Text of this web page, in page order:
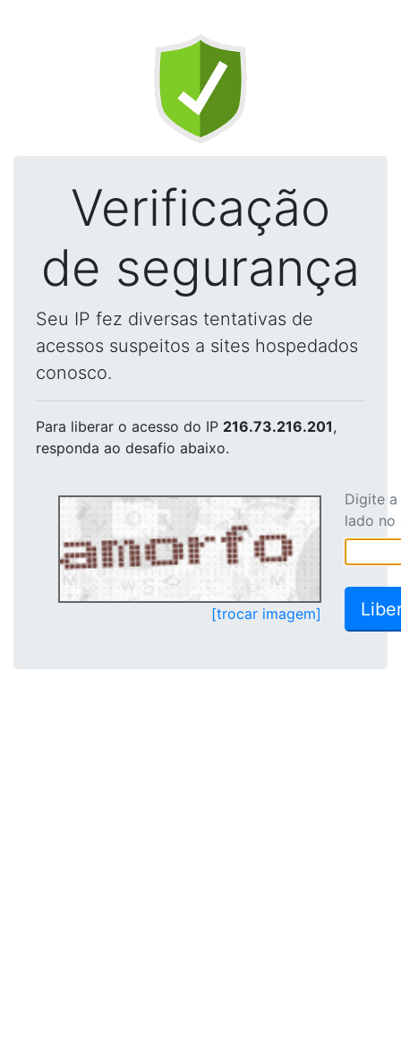
Verificação
de segurança
Seu IP fez diversas tentativas de
acessos suspeitos a sites hospedados
conosco.
Para liberar o acesso do IP 216.73.216.201,
responda ao desafio abaixo.
[trocar imagem]
Digite
lado no